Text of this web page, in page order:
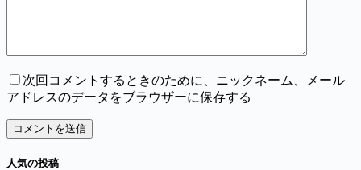
次回コメントするときのために、ニックネーム、メール
アドレスのデータをブラウザーに保存する
コメントを送信
人気の投稿